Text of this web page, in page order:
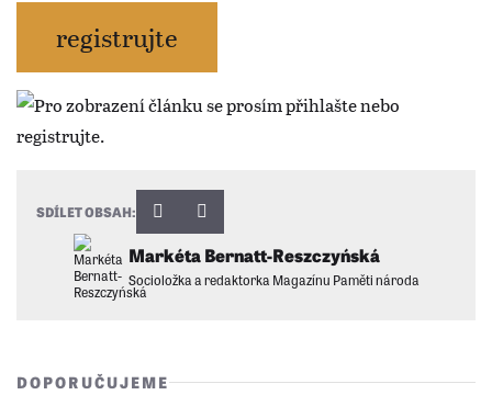
registrujte
Markéta Bernatt-Reszczyńská
Socioložka a redaktorka Magazínu Paměti národa
SDÍLET OBSAH:
DOPORUČUJEME